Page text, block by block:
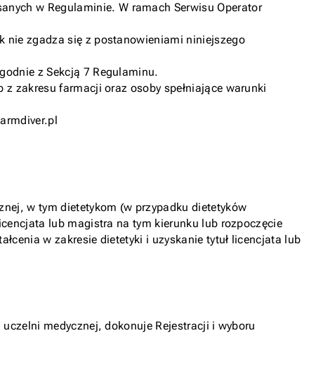
w Regulaminie. W ramach Serwisu Operator
nie zgadza się z postanowieniami niniejszego
z Sekcją 7 Regulaminu.
zakresu farmacji oraz osoby spełniające warunki
w tym dietetykom (w przypadku dietetyków
lub magistra na tym kierunku lub rozpoczęcie
w zakresie dietetyki i uzyskanie tytuł licencjata lub
medycznej, dokonuje Rejestracji i wyboru